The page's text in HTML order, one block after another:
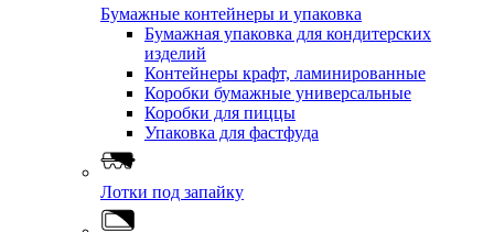
Бумажные контейнеры и упаковка
Бумажная упаковка для кондитерских
изделий
Контейнеры крафт, ламинированные
Коробки бумажные универсальные
Коробки для пиццы
Упаковка для фастфуда
Лотки под запайку